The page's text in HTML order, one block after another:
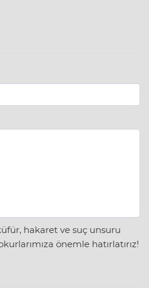
hakaret ve suç unsuru
önemle hatırlatırız!